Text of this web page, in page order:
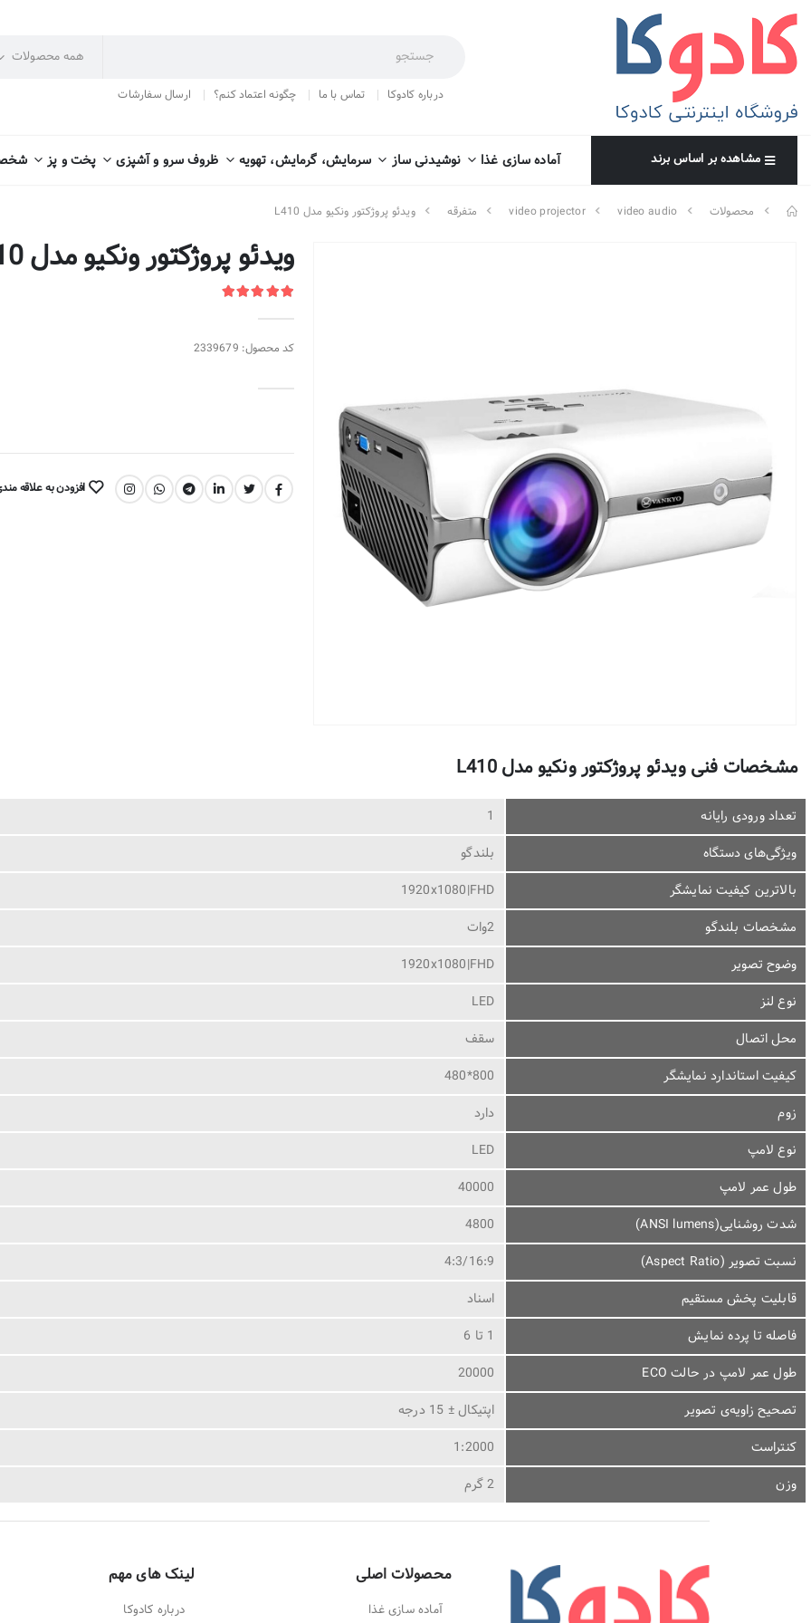
درباره کادوکا تماس با ما چگونه اعتماد کنم؟ ارسال سفارشات
مشاهده بر اساس برند آماده سازی غذا نوشیدنی ساز سرمایش، گرمایش، تهویه ظروف سرو و آشپزی پخت و پز
محصولات video audio
video projector متفرقه ویدئو پروژکتور ونکیو مدل L410
ویدئو پروژکتور ونکیو مدل L410
کد محصول: 2339679
اشتراک گذاری: افزودن به علاقه
مشخصات فنی ویدئو پروژکتور ونکیو مدل L410
تعداد ورودی رایانه
1
ویژگی‌های دستگاه
بلندگو
بالاترین کیفیت نمایشگر
1920x1080|FHD
مشخصات بلندگو
2وات
وضوح تصویر
1920x1080|FHD
نوع لنز
LED
محل اتصال
سقف
کیفیت استاندارد نمایشگر
800*480
زوم
دارد
نوع لامپ
LED
طول عمر لامپ
40000
شدت روشنایی(ANSI lumens)
4800
نسبت تصویر (Aspect Ratio)
4:3/16:9
قابلیت پخش مستقیم
اسناد
فاصله تا پرده نمایش
1 تا 6
طول عمر لامپ در حالت ECO
20000
تصحیح زاویه‌ی تصویر
اپتیکال ± 15 درجه
کنتراست
1:2000
وزن
2 گرم
محصولات اصلی
آماده سازی غذا
لینک های مهم
درباره کادوکا